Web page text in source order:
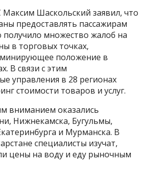
Максим Шаскольский заявил, что
предоставлять пассажирам
получило множество жалоб на
в торговых точках,
положение в
В связи с этим
управления в 28 регионах
стоимости товаров и услуг.
вниманием оказались
Нижнекамска, Бугульмы,
и Мурманска. В
специалисты изучат,
цены на воду и еду рыночным